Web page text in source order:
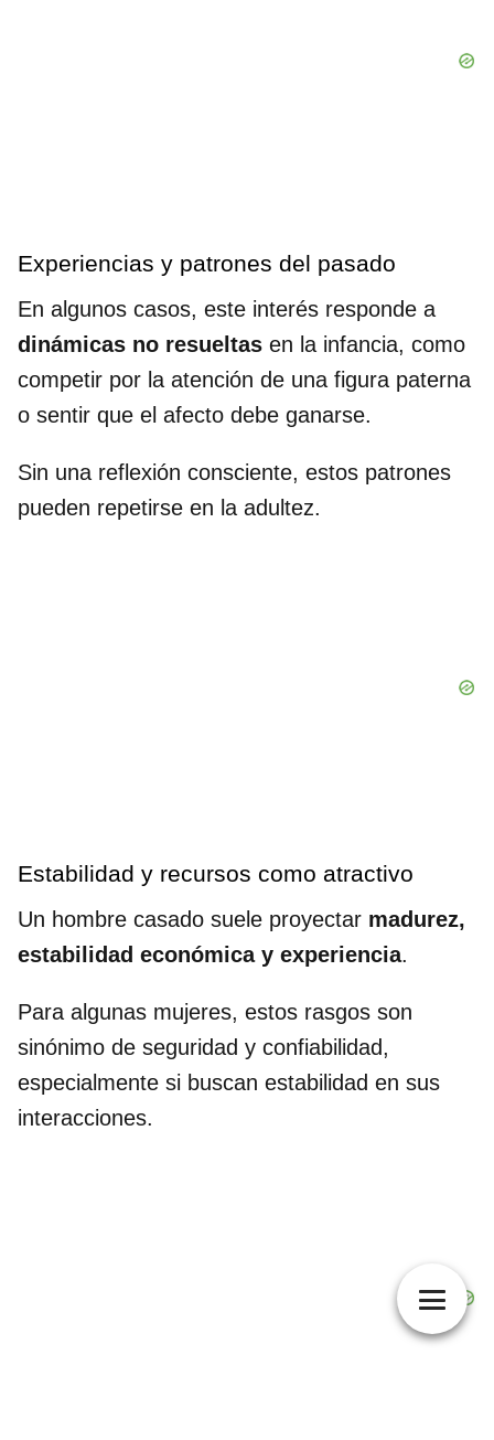
Experiencias y patrones del pasado
En algunos casos, este interés responde a
dinámicas no resueltas en la infancia, como
competir por la atención de una figura paterna
o sentir que el afecto debe ganarse.
Sin una reflexión consciente, estos patrones
pueden repetirse en la adultez.
Estabilidad y recursos como atractivo
Un hombre casado suele proyectar madurez,
estabilidad económica y experiencia.
Para algunas mujeres, estos rasgos son
sinónimo de seguridad y confiabilidad,
especialmente si buscan estabilidad en sus
interacciones.